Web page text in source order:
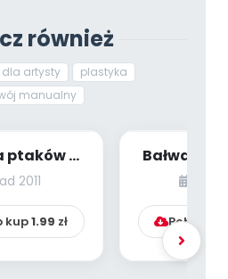
również
dla artysty
plastyka
manualny
ptaków •
2011
kup1.99 zł
Bałwan ∙
Pobierz